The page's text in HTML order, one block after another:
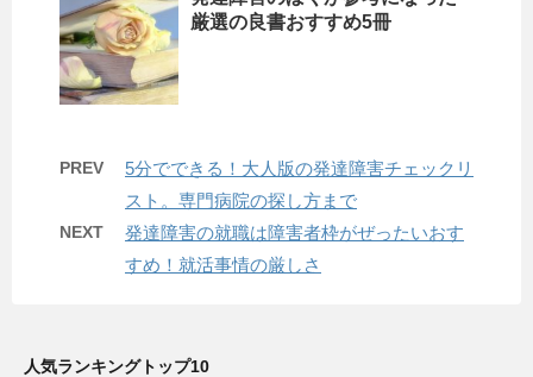
厳選の良書おすすめ5冊
PREV
5分でできる！大人版の発達障害チェックリ
スト。専門病院の探し方まで
NEXT
発達障害の就職は障害者枠がぜったいおす
すめ！就活事情の厳しさ
人気ランキングトップ10